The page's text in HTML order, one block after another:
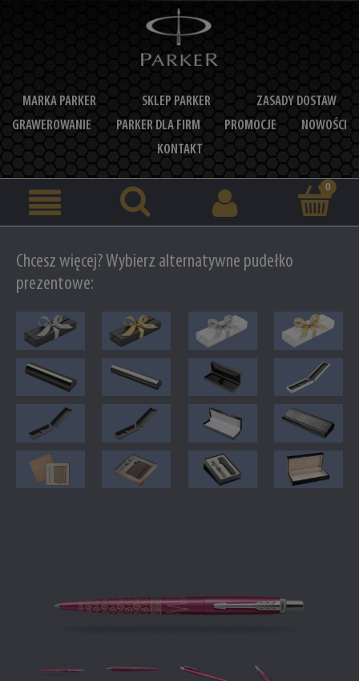
MARKA PARKER SKLEP PARKER
ZASADY DOSTAW
GRAWEROWANIE
PARKER DLA FIRM PROMOCJE
NOWOŚCI
KONTAKT
Chcesz więcej? Wybierz alternatywne pudełko
prezentowe: